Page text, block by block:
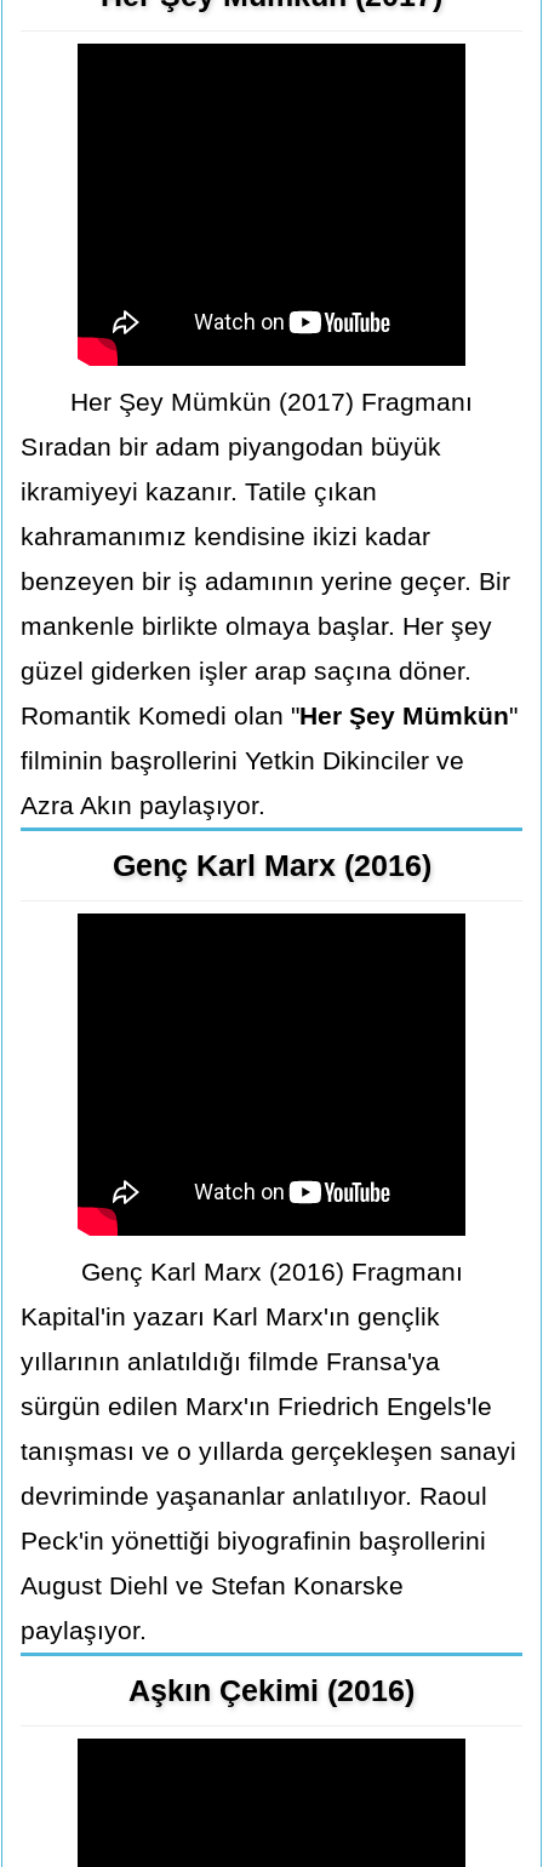
Her Şey Mümkün (2017) Fragmanı
Sıradan bir adam piyangodan büyük
ikramiyeyi kazanır. Tatile çıkan
kahramanımız kendisine ikizi kadar
benzeyen bir iş adamının yerine geçer. Bir
mankenle birlikte olmaya başlar. Her şey
güzel giderken işler arap saçına döner.
Romantik Komedi olan "Her Şey Mümkün"
filminin başrollerini Yetkin Dikinciler ve
Azra Akın paylaşıyor.
Genç Karl Marx (2016)
Genç Karl Marx (2016) Fragmanı
Kapital'in yazarı Karl Marx'ın gençlik
yıllarının anlatıldığı filmde Fransa'ya
sürgün edilen Marx'ın Friedrich Engels'le
tanışması ve o yıllarda gerçekleşen sanayi
devriminde yaşananlar anlatılıyor. Raoul
Peck'in yönettiği biyografinin başrollerini
August Diehl ve Stefan Konarske
paylaşıyor.
Aşkın Çekimi (2016)